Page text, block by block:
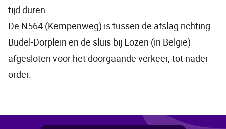
tijd duren
De N564 (Kempenweg) is tussen de afslag richting
Budel-Dorplein en de sluis bij Lozen (in België)
afgesloten voor het doorgaande verkeer, tot nader
order.